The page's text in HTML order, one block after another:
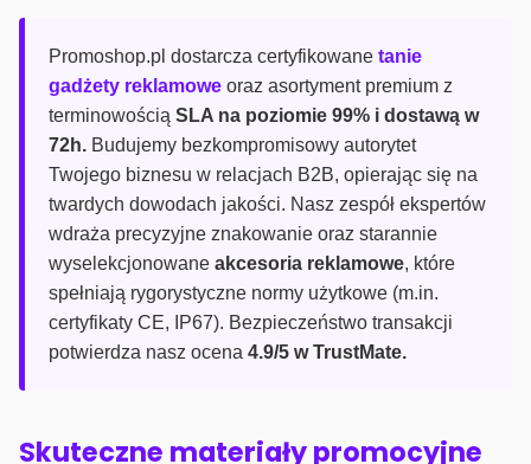
Promoshop.pl dostarcza certyfikowane tanie
gadżety reklamowe oraz asortyment premium z
terminowością SLA na poziomie 99% i dostawą w
72h. Budujemy bezkompromisowy autorytet
Twojego biznesu w relacjach B2B, opierając się na
twardych dowodach jakości. Nasz zespół ekspertów
wdraża precyzyjne znakowanie oraz starannie
wyselekcjonowane akcesoria reklamowe, które
spełniają rygorystyczne normy użytkowe (m.in.
certyfikaty CE, IP67). Bezpieczeństwo transakcji
potwierdza nasz ocena 4.9/5 w TrustMate.
Skuteczne materiały promocyjne